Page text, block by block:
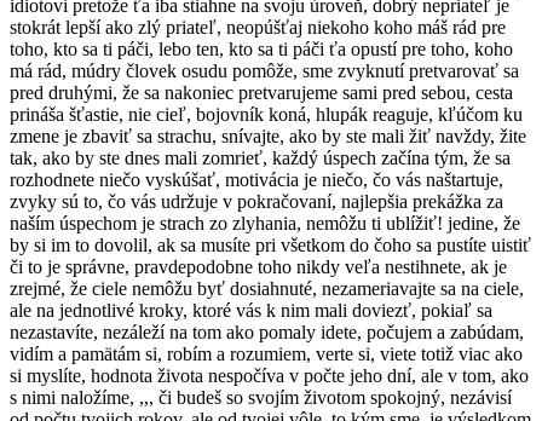
idiotovi pretože ťa iba stiahne na svoju úroveň, dobrý nepriateľ je
stokrát lepší ako zlý priateľ, neopúšťaj niekoho koho máš rád pre
toho, kto sa ti páči, lebo ten, kto sa ti páči ťa opustí pre toho, koho
má rád, múdry človek osudu pomôže, sme zvyknutí pretvarovať sa
pred druhými, že sa nakoniec pretvarujeme sami pred sebou, cesta
prináša šťastie, nie cieľ, bojovník koná, hlupák reaguje, kľúčom ku
zmene je zbaviť sa strachu, snívajte, ako by ste mali žiť navždy, žite
tak, ako by ste dnes mali zomrieť, každý úspech začína tým, že sa
rozhodnete niečo vyskúšať, motivácia je niečo, čo vás naštartuje,
zvyky sú to, čo vás udržuje v pokračovaní, najlepšia prekážka za
naším úspechom je strach zo zlyhania, nemôžu ti ublížiť! jedine, že
by si im to dovolil, ak sa musíte pri všetkom do čoho sa pustíte uistiť
či to je správne, pravdepodobne toho nikdy veľa nestihnete, ak je
zrejmé, že ciele nemôžu byť dosiahnuté, nezameriavajte sa na ciele,
ale na jednotlivé kroky, ktoré vás k nim mali doviezť, pokiaľ sa
nezastavíte, nezáleží na tom ako pomaly idete, počujem a zabúdam,
vidím a pamätám si, robím a rozumiem, verte si, viete totiž viac ako
si myslíte, hodnota života nespočíva v počte jeho dní, ale v tom, ako
s nimi naložíme, ,,, či budeš so svojím životom spokojný, nezávisí